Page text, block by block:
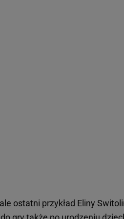
ostatni przykład Eliny